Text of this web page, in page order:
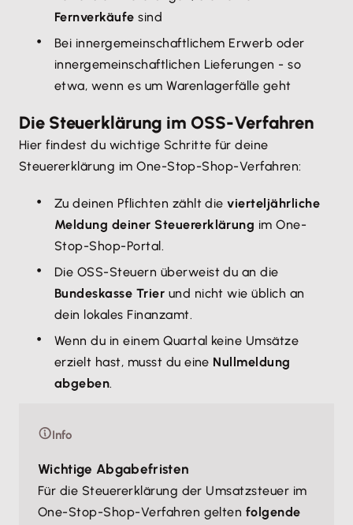
Fernverkäufe sind
Bei innergemeinschaftlichem Erwerb oder
innergemeinschaftlichen Lieferungen - so
etwa, wenn es um Warenlagerfälle geht
Die Steuerklärung im OSS-Verfahren
Hier findest du wichtige Schritte für deine
Steuererklärung im One-Stop-Shop-Verfahren:
Zu deinen Pflichten zählt dievierteljährliche
Meldung deiner Steuererklärung im One-
Stop-Shop-Portal.
Die OSS-Steuern überweist du an die
Bundeskasse Trier und nicht wie üblich an
dein lokales Finanzamt.
Wenn du in einem Quartal keine Umsätze
erzielt hast, musst du eine Nullmeldung
abgeben.
Info
Wichtige Abgabefristen
Für die Steuererklärung der Umsatzsteuer im
One-Stop-Shop-Verfahren gelten folgende